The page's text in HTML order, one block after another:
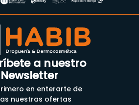
a nuestro
Newsletter
en enterarte de
nuestras ofertas